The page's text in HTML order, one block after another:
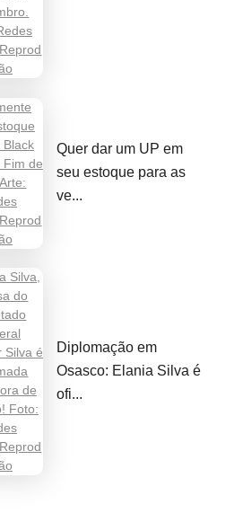
Quer dar um UP em
seu estoque para as
ve...
Diplomação em
Osasco: Elania Silva é
ofi...